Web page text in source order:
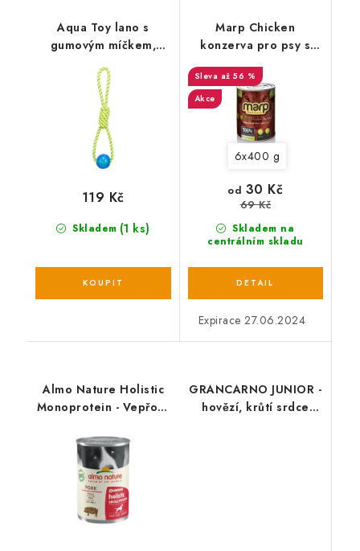
Aqua Toy lano s
gumovým míčkem,
plovoucí, ø 6 × 40 cm,
polyester/TPR
Skladem (1 ks)
119 Kč
Marp Chicken
konzerva pro psy s
kuřecím
až 56 %
Akce
6x400 g
Skladem na
centrálním skladu
od 30 Kč
69 Kč
Expirace 27.06.2024
Almo Nature Holistic
Monoprotein - Vepřová
GRANCARNO JUNIOR -
hovězí, krůtí srdce